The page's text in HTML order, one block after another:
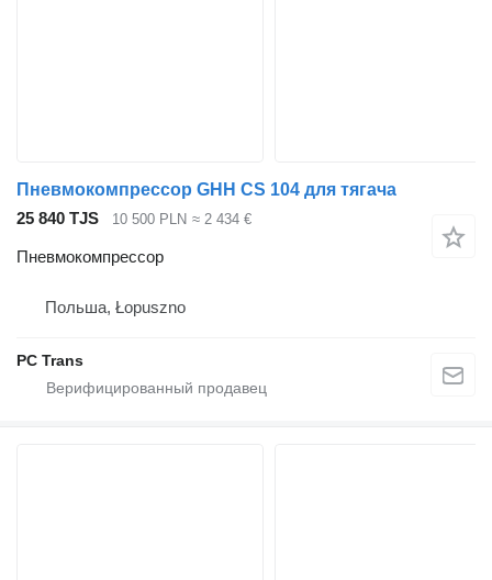
Пневмокомпрессор GHH CS 104 для тягача
25 840 TJS
10 500 PLN ≈ 2 434 €
Пневмокомпрессор
Польша, Łopuszno
PC Trans